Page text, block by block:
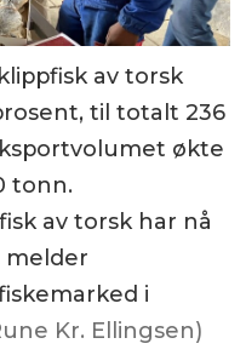
av torsk
til totalt 236
økte
tonn.
av torsk har nå
melder
i
Kr. Ellingsen)